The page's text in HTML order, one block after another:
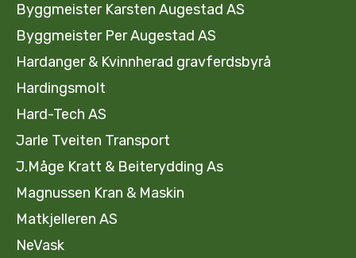
Byggmeister Karsten Augestad AS
Byggmeister Per Augestad AS
Hardanger & Kvinnherad gravferdsbyrå
Hardingsmolt
Hard-Tech AS
Jarle Tveiten Transport
J.Måge Kratt & Beiterydding As
Magnussen Kran & Maskin
Matkjelleren AS
NeVask